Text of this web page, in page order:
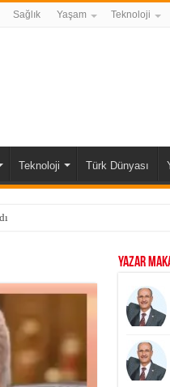
Sağlık Yaşam Teknoloji
Teknoloji Türk Dünyası
YAZAR